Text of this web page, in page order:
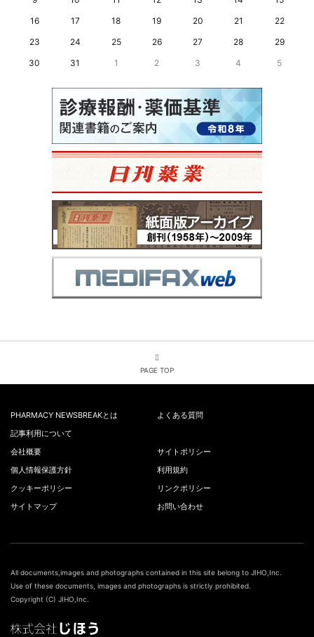
16
17 18 19 20 21
22
23
24 25 26 27 28
29
30
31 1 2 3 4 5
PAGE TOP
PHARMACY NEWSBREAKとは
よくある質問
記事利用について
会社概要
サイトポリシー
個人情報保護方針
利用規約
クッキーポリシー
リンクポリシー
サイトマップ
お問い合わせ
All documents,images and photographs contained in this site belong to JIHO,Inc.
Use of these documents, images and photographs is strictly prohibited.
Copyright (C) JIHO,Inc.